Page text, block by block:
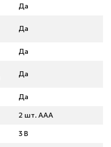
Да
Да
Да
Да
Да
2 шт. AAA
3 В